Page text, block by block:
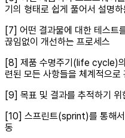
기의 형태로 쉽게 풀어서 설명하
[7] 어떤 결과물에 대한 테스트
끊임없이 개선하는 프로세스
[8] 제품 수명주기(life cycle)
련된 모든 사항들을 체계적으로
[9] 목표 및 결과를 추적하기 위
[10] 스프린트(sprint)를 통해
동